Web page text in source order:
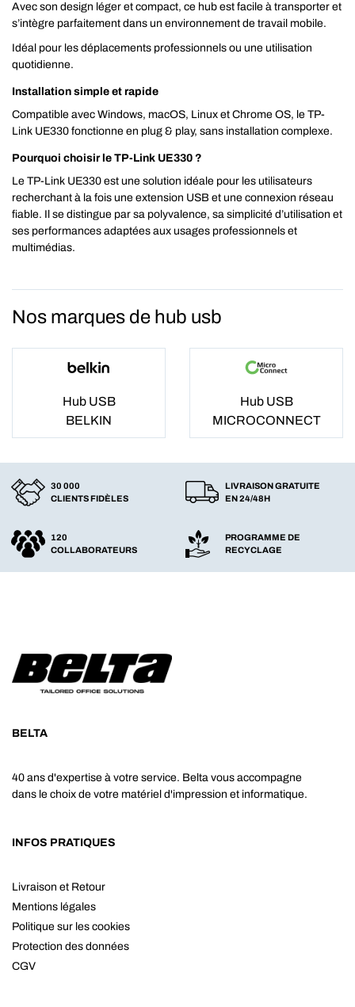
Avec son design léger et compact, ce hub est facile à transporter et
s’intègre parfaitement dans un environnement de travail mobile.
Idéal pour les déplacements professionnels ou une utilisation
quotidienne.
Installation simple et rapide
Compatible avec Windows, macOS, Linux et Chrome OS, le TP-
Link UE330 fonctionne en plug & play, sans installation complexe.
Pourquoi choisir le TP-Link UE330 ?
Le TP-Link UE330 est une solution idéale pour les utilisateurs
recherchant à la fois une extension USB et une connexion réseau
fiable. Il se distingue par sa polyvalence, sa simplicité d’utilisation et
ses performances adaptées aux usages professionnels et
multimédias.
Nos marques de hub usb
Hub USB
BELKIN
Hub USB
MICROCONNECT
30 000
CLIENTS FIDÈLES
LIVRAISON GRATUITE
EN 24/48H
120
COLLABORATEURS
PROGRAMME DE
RECYCLAGE
BELTA
40 ans d'expertise à votre service. Belta vous accompagne
dans le choix de votre matériel d'impression et informatique.
INFOS PRATIQUES
Livraison et Retour
Mentions légales
Politique sur les cookies
Protection des données
CGV